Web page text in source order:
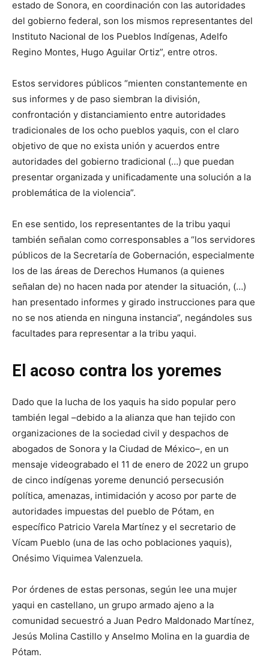
estado de Sonora, en coordinación con las autoridades
del gobierno federal, son los mismos representantes del
Instituto Nacional de los Pueblos Indígenas, Adelfo
Regino Montes, Hugo Aguilar Ortiz”, entre otros.
Estos servidores públicos “mienten constantemente en
sus informes y de paso siembran la división,
confrontación y distanciamiento entre autoridades
tradicionales de los ocho pueblos yaquis, con el claro
objetivo de que no exista unión y acuerdos entre
autoridades del gobierno tradicional (…) que puedan
presentar organizada y unificadamente una solución a la
problemática de la violencia”.
En ese sentido, los representantes de la tribu yaqui
también señalan como corresponsables a “los servidores
públicos de la Secretaría de Gobernación, especialmente
los de las áreas de Derechos Humanos (a quienes
señalan de) no hacen nada por atender la situación, (…)
han presentado informes y girado instrucciones para que
no se nos atienda en ninguna instancia”, negándoles sus
facultades para representar a la tribu yaqui.
El acoso contra los yoremes
Dado que la lucha de los yaquis ha sido popular pero
también legal –debido a la alianza que han tejido con
organizaciones de la sociedad civil y despachos de
abogados de Sonora y la Ciudad de México–, en un
mensaje videograbado el 11 de enero de 2022 un grupo
de cinco indígenas yoreme denunció persecusión
política, amenazas, intimidación y acoso por parte de
autoridades impuestas del pueblo de Pótam, en
específico Patricio Varela Martínez y el secretario de
Vícam Pueblo (una de las ocho poblaciones yaquis),
Onésimo Viquimea Valenzuela.
Por órdenes de estas personas, según lee una mujer
yaqui en castellano, un grupo armado ajeno a la
comunidad secuestró a Juan Pedro Maldonado Martínez,
Jesús Molina Castillo y Anselmo Molina en la guardia de
Pótam.